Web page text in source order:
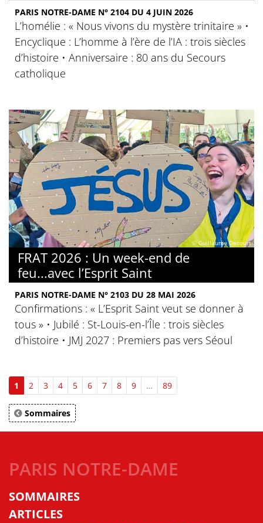
PARIS NOTRE-DAME N° 2104 DU 4 JUIN 2026
L’homélie : « Nous vivons du mystère trinitaire » •
Encyclique : L’homme à l’ère de l’IA : trois siècles
d’histoire • Anniversaire : 80 ans du Secours
catholique
© Guillaume Decourt
FRAT 2026 : Un week-end de
feu...avec l’Esprit Saint
PARIS NOTRE-DAME N° 2103 DU 28 MAI 2026
Confirmations : « L’Esprit Saint veut se donner à
tous » • Jubilé : St-Louis-en-l’Île : trois siècles
d’histoire • JMJ 2027 : Premiers pas vers Séoul
1 2 3 4 5 6 7 8 9 … 89
Sommaires
PARIS NOTRE-DAME
SOMMAIRES
ARTICLES